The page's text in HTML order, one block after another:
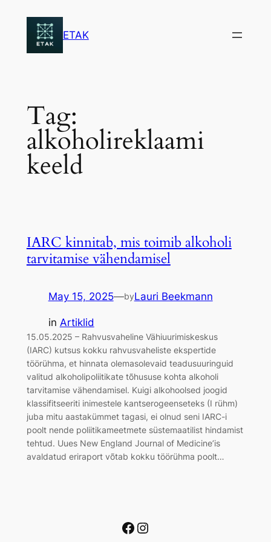
content
ETAK
Tag:
alkoholireklaami
keeld
IARC kinnitab, mis toimib alkoholi
tarvitamise vähendamisel
May 15, 2025—byLauri Beekmann
in Artiklid
15.05.2025 – Rahvusvaheline Vähiuurimiskeskus
(IARC) kutsus kokku rahvusvaheliste ekspertide
töörühma, et hinnata olemasolevaid teadusuuringuid
valitud alkoholipoliitikate tõhususe kohta alkoholi
tarvitamise vähendamisel. Kuigi alkohoolsed joogid
klassifitseeriti inimestele kantserogeenseteks (I rühm)
juba mitu aastakümmet tagasi, ei olnud seni IARC-i
poolt nende poliitikameetmete süstemaatilist hindamist
tehtud. Uues New England Journal of Medicine’is
avaldatud eriraport võtab kokku töörühma poolt…
Facebook
Instagram